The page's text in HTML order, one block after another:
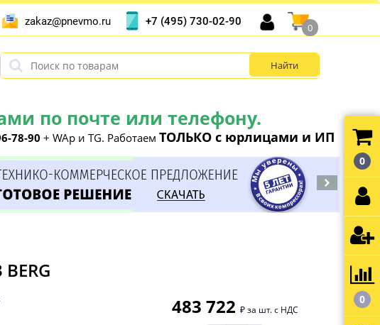
по почте или телефону.
78-90 + WAp и TG. Работаем ТОЛЬКО с юрлицами и ИП
zakaz@pnevmo.ru +7 (495) 730-02-90
0
483 722 ₽ за шт. с НДС
0
0